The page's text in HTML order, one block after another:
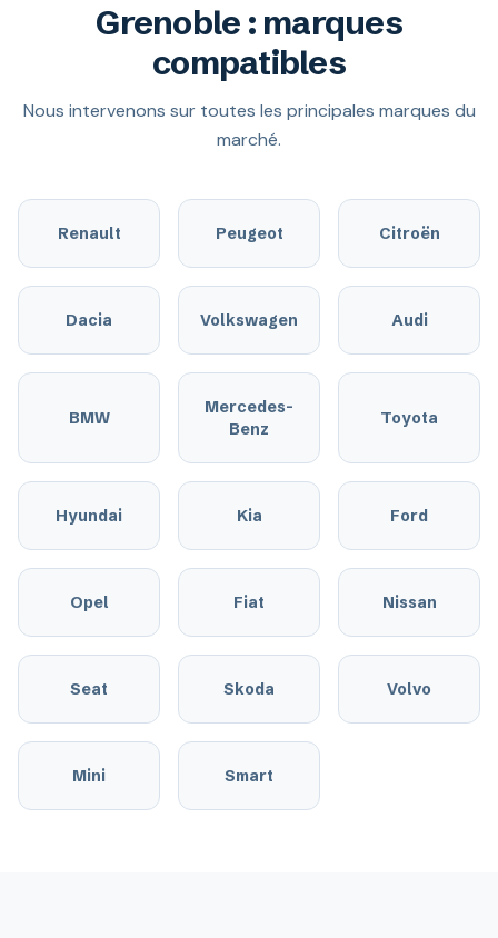
Grenoble : marques
compatibles
Nous intervenons sur toutes les principales marques du
marché.
Renault Peugeot Citroën
Dacia Volkswagen Audi
BMW
Mercedes-
Benz
Toyota
Hyundai Kia Ford
Opel Fiat Nissan
Seat Skoda Volvo
Mini Smart